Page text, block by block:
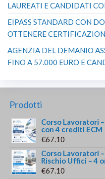
LAUREATI E CANDIDATI
EIPASS STANDARD CON
OTTENERE
AGENZIA DEL DEMANIO
FINO A 57.000 EURO E
Prodotti
Corso Lavoratori
con 4 crediti ECM
€67.10
Corso Lavoratori
Rischio Uffici – 4
€67.10